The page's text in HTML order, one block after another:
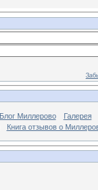
Блог Миллерово
Галерея
Книга отзывов о